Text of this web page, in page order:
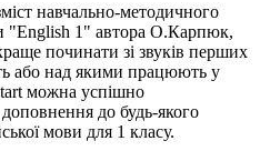
навчально-методичного
"English 1" автора О.Карпюк,
починати зі звуків перших
або над якими працюють у
можна успішно
до будь-якого
мови для 1 класу.